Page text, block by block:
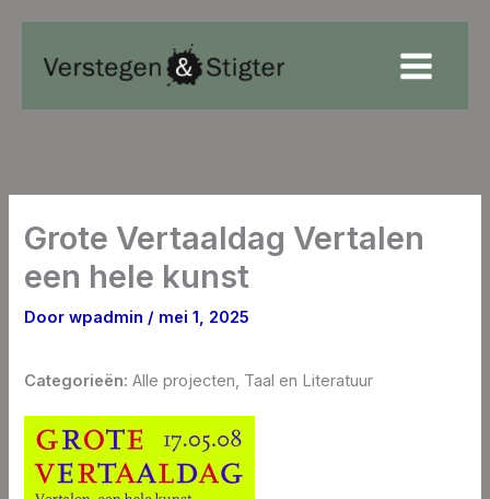
Grote Vertaaldag Vertalen
een hele kunst
Doorwpadmin / mei 1, 2025
Categorieën:Alle projecten, Taal en Literatuur